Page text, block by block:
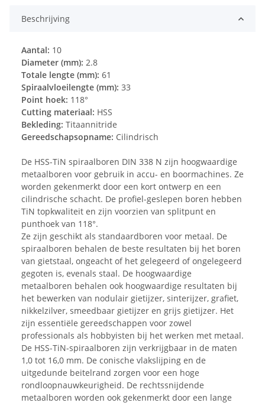
Beschrijving
Aantal: 10
Diameter (mm): 2.8
Totale lengte (mm): 61
Spiraalvloeilengte (mm): 33
Point hoek: 118°
Cutting materiaal: HSS
Bekleding: Titaannitride
Gereedschapsopname: Cilindrisch
De HSS-TiN spiraalboren DIN 338 N zijn hoogwaardige
metaalboren voor gebruik in accu- en boormachines. Ze
worden gekenmerkt door een kort ontwerp en een
cilindrische schacht. De profiel-geslepen boren hebben
TiN topkwaliteit en zijn voorzien van splitpunt en
punthoek van 118°.
Ze zijn geschikt als standaardboren voor metaal. De
spiraalboren behalen de beste resultaten bij het boren
van gietstaal, ongeacht of het gelegeerd of ongelegeerd
gegoten is, evenals staal. De hoogwaardige
metaalboren behalen ook hoogwaardige resultaten bij
het bewerken van nodulair gietijzer, sinterijzer, grafiet,
nikkelzilver, smeedbaar gietijzer en grijs gietijzer. Het
zijn essentiële gereedschappen voor zowel
professionals als hobbyisten bij het werken met metaal.
De HSS-TiN-spiraalboren zijn verkrijgbaar in de maten
1,0 tot 16,0 mm. De conische vlakslijping en de
uitgedunde beitelrand zorgen voor een hoge
rondloopnauwkeurigheid. De rechtssnijdende
metaalboren worden ook gekenmerkt door een lange